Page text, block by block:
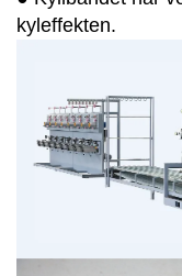
kyleffekten.